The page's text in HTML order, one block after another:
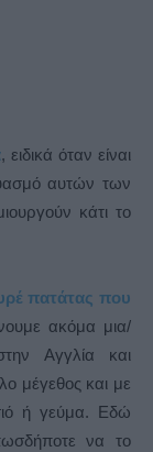
, ειδικά όταν είναι
αυτών των
κάτι το
πατάτας που
ακόμα μια/
Αγγλία και
μέγεθος και με
ή γεύμα. Εδώ
να το